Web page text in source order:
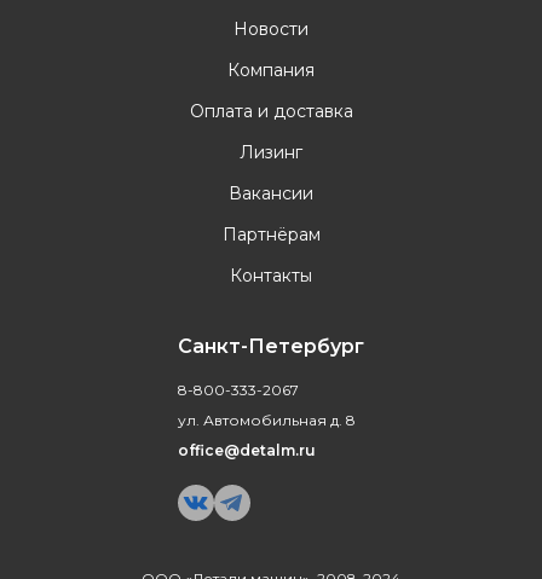
Новости
Компания
Оплата и доставка
Лизинг
Вакансии
Партнёрам
Контакты
Санкт-Петербург
8-800-333-2067
ул. Автомобильная д. 8
office@detalm.ru